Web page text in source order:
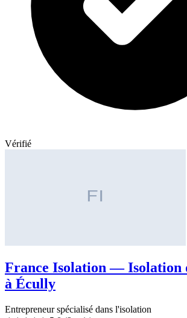
Vérifié
France Isolation — Isolation
à Écully
Entrepreneur spécialisé dans l'isolation